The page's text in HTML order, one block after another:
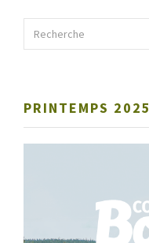
PRINTEMPS 2025